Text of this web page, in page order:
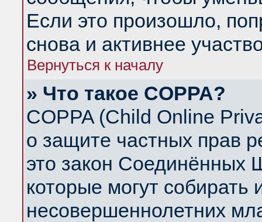
Если это произошло,
снова и активнее
Вернуться к началу
» Что такое COPPA?
COPPA (Child Online
о защите частных прав
это закон Соединённых
которые могут
несовершеннолетних